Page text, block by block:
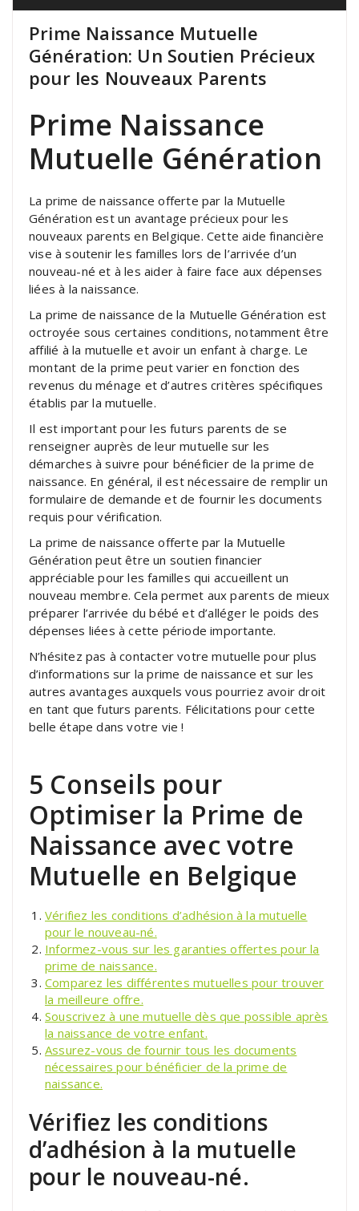
Prime Naissance Mutuelle
Génération: Un Soutien Précieux
pour les Nouveaux Parents
Prime Naissance
Mutuelle Génération
La prime de naissance offerte par la Mutuelle
Génération est un avantage précieux pour les
nouveaux parents en Belgique. Cette aide financière
vise à soutenir les familles lors de l’arrivée d’un
nouveau-né et à les aider à faire face aux dépenses
liées à la naissance.
La prime de naissance de la Mutuelle Génération est
octroyée sous certaines conditions, notamment être
affilié à la mutuelle et avoir un enfant à charge. Le
montant de la prime peut varier en fonction des
revenus du ménage et d’autres critères spécifiques
établis par la mutuelle.
Il est important pour les futurs parents de se
renseigner auprès de leur mutuelle sur les
démarches à suivre pour bénéficier de la prime de
naissance. En général, il est nécessaire de remplir un
formulaire de demande et de fournir les documents
requis pour vérification.
La prime de naissance offerte par la Mutuelle
Génération peut être un soutien financier
appréciable pour les familles qui accueillent un
nouveau membre. Cela permet aux parents de mieux
préparer l’arrivée du bébé et d’alléger le poids des
dépenses liées à cette période importante.
N’hésitez pas à contacter votre mutuelle pour plus
d’informations sur la prime de naissance et sur les
autres avantages auxquels vous pourriez avoir droit
en tant que futurs parents. Félicitations pour cette
belle étape dans votre vie !
5 Conseils pour
Optimiser la Prime de
Naissance avec votre
Mutuelle en Belgique
Vérifiez les conditions d’adhésion à la mutuelle
pour le nouveau-né.
Informez-vous sur les garanties offertes pour la
prime de naissance.
Comparez les différentes mutuelles pour trouver
la meilleure offre.
Souscrivez à une mutuelle dès que possible après
la naissance de votre enfant.
Assurez-vous de fournir tous les documents
nécessaires pour bénéficier de la prime de
naissance.
Vérifiez les conditions
d’adhésion à la mutuelle
pour le nouveau-né.